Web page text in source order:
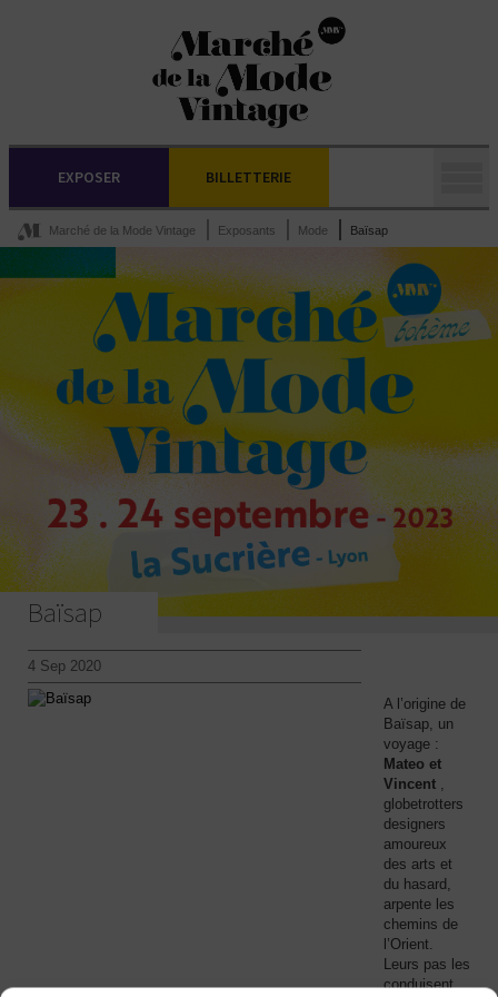
EXPOSER BILLETTERIE
Marché de la Mode Vintage Exposants Mode Baïsap
Baïsap
4 Sep 2020
A l’origine de
Baïsap, un
voyage :
Mateo et
Vincent ,
globetrotters
designers
amoureux
des arts et
du hasard,
arpente les
chemins de
l’Orient.
Leurs pas les
conduisent